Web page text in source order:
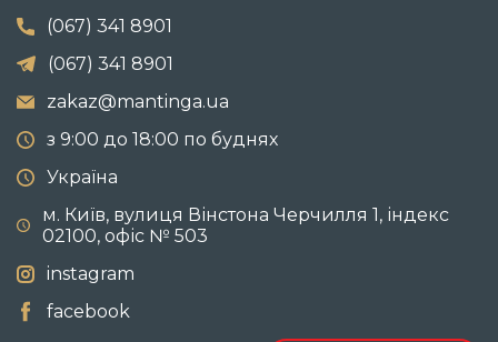
(067) 341 8901
(067) 341 8901
zakaz@mantinga.ua
з 9:00 до 18:00 по буднях
Україна
м. Київ, вулиця Вінстона Черчилля 1, індекс
02100, офіс № 503
instagram
facebook